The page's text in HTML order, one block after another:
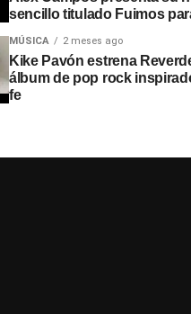
sencillo titulado Fuimos
MÚSICA 2 meses ago
Kike Pavón estrena
álbum de pop rock
fe